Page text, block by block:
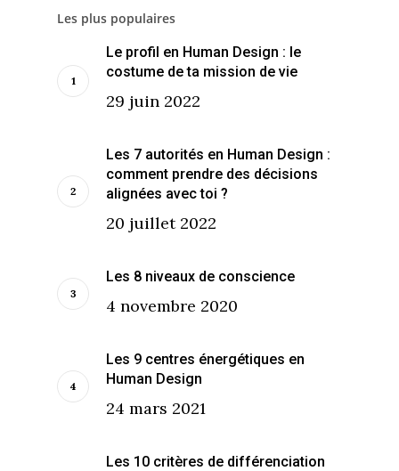
Les plus populaires
Le profil en Human Design : le
costume de ta mission de vie
29 juin 2022
Les 7 autorités en Human Design :
comment prendre des décisions
alignées avec toi ?
20 juillet 2022
Les 8 niveaux de conscience
4 novembre 2020
Les 9 centres énergétiques en
Human Design
24 mars 2021
Les 10 critères de différenciation